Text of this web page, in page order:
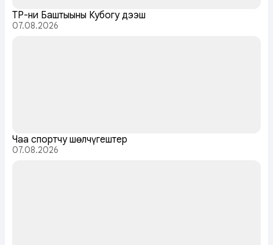
ТР-ниң Баштыңының Кубогу дээш
07.08.2026
Чаа спортчу шөлчүгештер
07.08.2026